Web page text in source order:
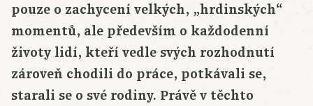
pouze o zachycení velkých, „hrdinských“
momentů, ale především o každodenní
životy lidí, kteří vedle svých rozhodnutí
zároveň chodili do práce, potkávali se,
starali se o své rodiny. Právě v těchto